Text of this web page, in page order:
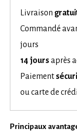
Livraison
Commandé
jours
14 jours après
Paiement
ou carte de
Principaux